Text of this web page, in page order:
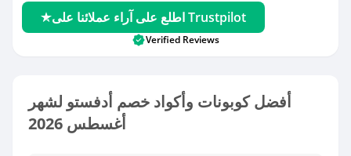
اطلع على آراء عملائنا على Trustpilot
Verified Reviews
أفضل كوبونات وأكواد خصم أدفستو لشهر
أغسطس 2026